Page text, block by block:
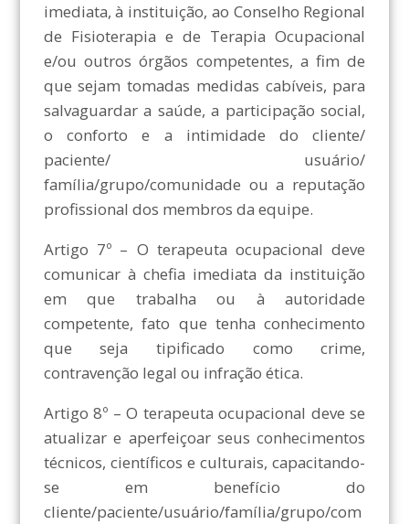
imediata, à instituição, ao Conselho Regional
de Fisioterapia e de Terapia Ocupacional
e/ou outros órgãos competentes, a fim de
que sejam tomadas medidas cabíveis, para
salvaguardar a saúde, a participação social,
o conforto e a intimidade do cliente/
paciente/ usuário/
família/grupo/comunidade ou a reputação
profissional dos membros da equipe.
Artigo 7º – O terapeuta ocupacional deve
comunicar à chefia imediata da instituição
em que trabalha ou à autoridade
competente, fato que tenha conhecimento
que seja tipificado como crime,
contravenção legal ou infração ética.
Artigo 8º – O terapeuta ocupacional deve se
atualizar e aperfeiçoar seus conhecimentos
técnicos, científicos e culturais, capacitando-
se em benefício do
cliente/paciente/usuário/família/grupo/com